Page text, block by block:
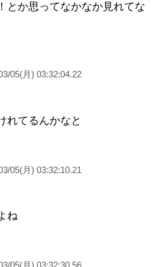
とか思ってなかなか見れてな
05(月) 03:32:04.22
れてるんかなと
05(月) 03:32:10.21
ね
05(月) 03:32:30.56